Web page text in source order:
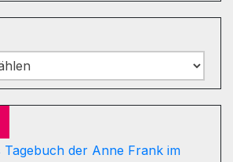
Tagebuch der Anne Frank im